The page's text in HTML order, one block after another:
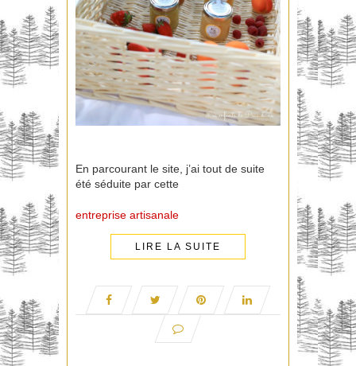
En parcourant le site, j’ai tout de suite
été séduite par cette
entreprise artisanale
LIRE LA SUITE